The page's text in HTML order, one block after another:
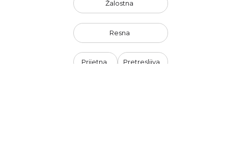
Žalostna
Resna
Prijetna Pretresljiva